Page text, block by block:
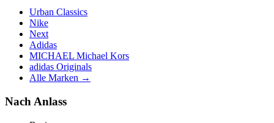
Urban Classics
Nike
Next
Adidas
MICHAEL Michael Kors
adidas Originals
Alle Marken →
Nach Anlass